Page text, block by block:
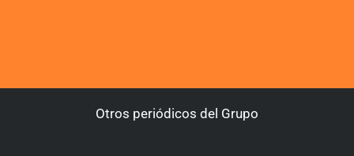
Otros periódicos del Grupo